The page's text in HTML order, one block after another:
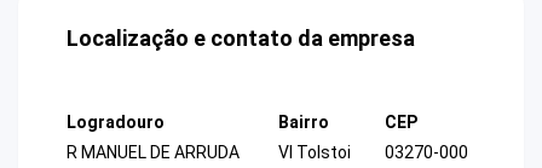
Localização e contato da empresa
Logradouro
R MANUEL DE ARRUDA
Bairro
Vl Tolstoi
CEP
03270-000